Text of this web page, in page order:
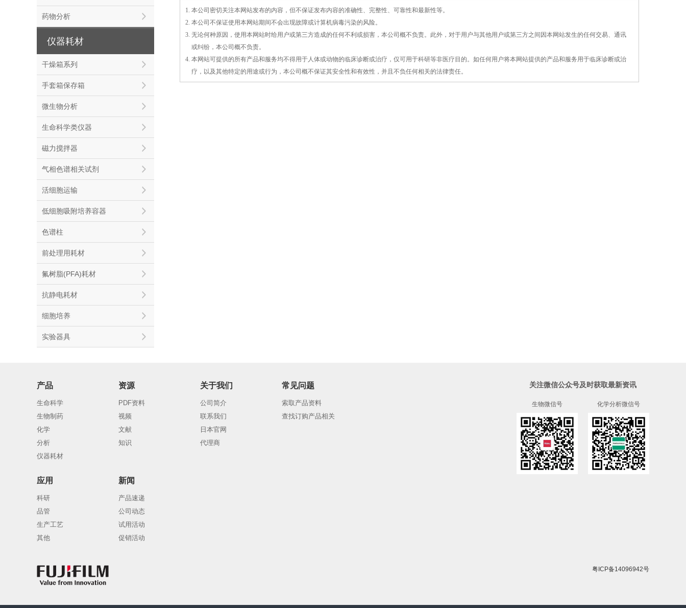
药物分析
仪器耗材
干燥箱系列
手套箱保存箱
微生物分析
生命科学类仪器
磁力搅拌器
气相色谱相关试剂
活细胞运输
低细胞吸附培养容器
色谱柱
前处理用耗材
氟树脂(PFA)耗材
抗静电耗材
细胞培养
实验器具
1. 本公司密切关注本网站发布的内容，但不保证发布内容的准确性、完整性、可靠性和最新性等。
2. 本公司不保证使用本网站期间不会出现故障或计算机病毒污染的风险。
3. 无论何种原因，使用本网站时给用户或第三方造成的任何不利或损害，本公司概不负责。此外，对于用户与其他用户或第三方之间因本网站发生的任何交易、通讯
或纠纷，本公司概不负责。
4. 本网站可提供的所有产品和服务均不得用于人体或动物的临床诊断或治疗，仅可用于科研等非医疗目的。如任何用户将本网站提供的产品和服务用于临床诊断或治
疗，以及其他特定的用途或行为，本公司概不保证其安全性和有效性，并且不负任何相关的法律责任。
产品
生命科学
生物制药
化学
分析
仪器耗材
资源
PDF资料
视频
文献
知识
关于我们
公司简介
联系我们
日本官网
代理商
常见问题
索取产品资料
查找订购产品相关
应用
科研
品管
生产工艺
其他
新闻
产品速递
公司动态
试用活动
促销活动
关注微信公众号及时获取最新资讯
生物微信号 化学分析微信号
粤ICP备14096942号